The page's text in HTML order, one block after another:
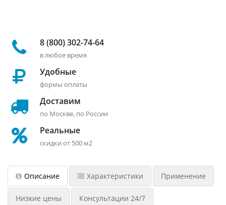
8 (800) 302-74-64
в любое время
Удобные
формы оплаты
Доставим
по Москве, по России
Реальные
скидки от 500 м2
Описание Характеристики Применение
Низкие цены Консультации 24/7